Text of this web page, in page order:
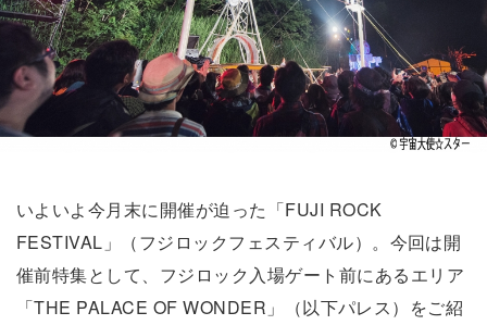
いよいよ今月末に開催が迫った「FUJI ROCK
FESTIVAL」（フジロックフェスティバル）。今回は開
催前特集として、フジロック入場ゲート前にあるエリア
「THE PALACE OF WONDER」（以下パレス）をご紹